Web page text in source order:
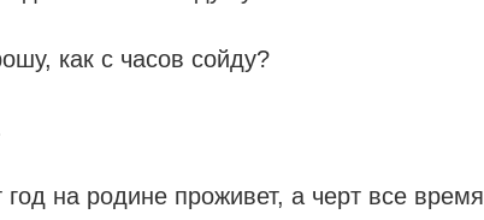
как с часов сойду?
на родине проживет, а черт все время